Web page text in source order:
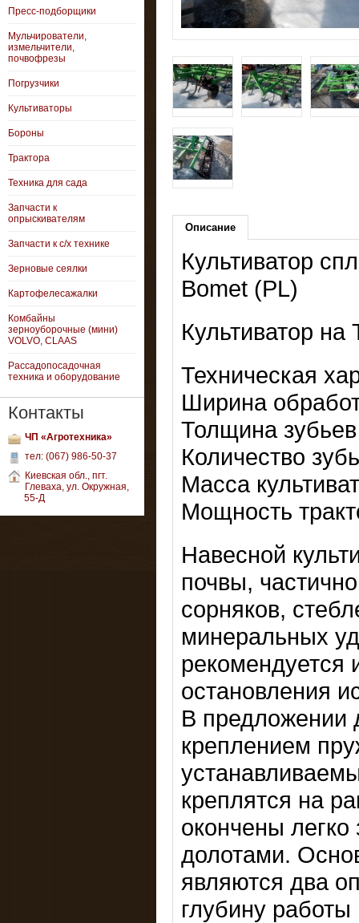
Пресс-подборщики
Мульчирователи,
измельчители,
почвофрезы
Погрузчики
Культиваторы
Бороны
Трактора
Техника для сада
Запчасти к
опрыскивателям
Запчасти к с/х технике
Зерновые сеялки
Картофелесажалки
Комбайны
зерноуборочные (мини)
VOLVO, CLAAS
Рассадопосадочная
техника и оборудование
Контакты
ЧП «Агротехника»
тел: (067) 986-50-37
Киевская обл., пгт.
Глеваха, ул. Окружная,
55-Д
Описание
Культиватор
Bomet (PL)
Культиватор
Техническая
Ширина
Толщина
Количество
Масса
Мощность
Навесной
почвы,
сорняков,
минеральных
рекомендуется
остановления
В предложении
креплением
креплятся на
окончены
долотами.
являются два
глубину работы